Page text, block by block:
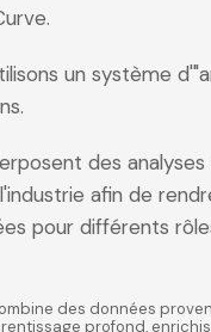
un système
des
afin de
pour différents
des données
profond,